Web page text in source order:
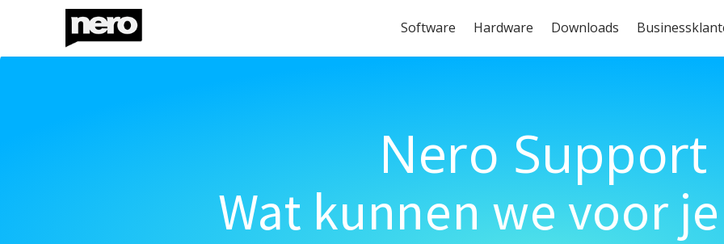
Software Hardware Downloads
Nero Support
Wat kunnen we voor